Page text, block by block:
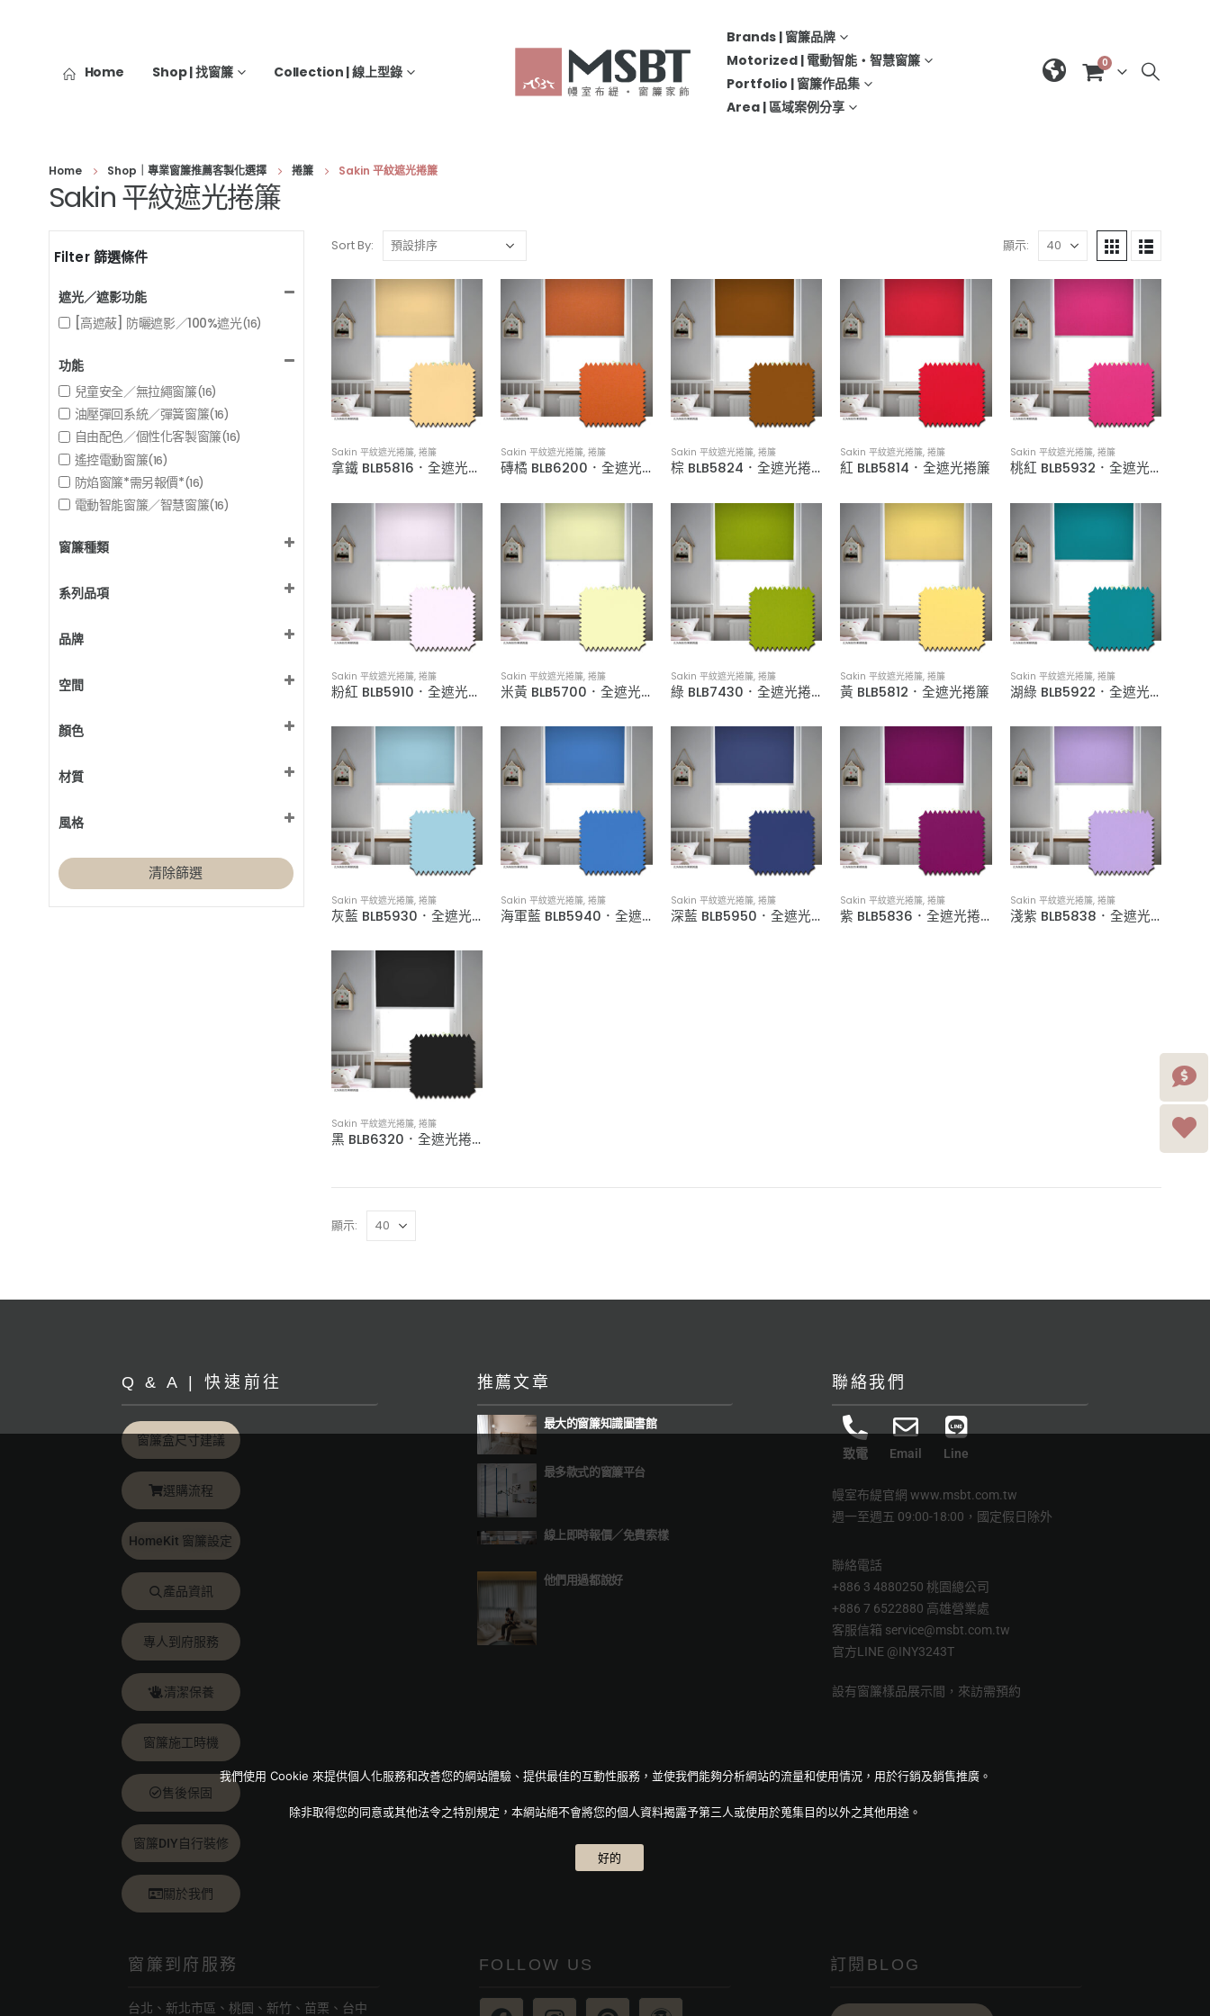
Home Shop | 找窗簾 Collection | 線上型錄
Brands | 窗簾品牌
Motorized | 電動智能‧智慧窗簾
Portfolio | 窗簾作品集
Area | 區域案例分享
0
Home Shop｜專業窗簾推薦客製化選擇 捲簾 Sakin 平紋遮光捲簾
Sakin 平紋遮光捲簾
Sort By: 顯示:
Sakin 平紋遮光捲簾, 捲簾
拿鐵 BLB5816．全遮光捲簾
Sakin 平紋遮光捲簾,捲簾
磚橘 BLB6200．全遮光捲簾
Sakin 平紋遮光捲簾, 捲簾
棕 BLB5824．全遮光捲簾
Sakin 平紋遮光捲簾,捲簾
紅 BLB5814．全遮光捲簾
Sakin 平紋遮光捲簾, 捲簾
桃紅 BLB5932．全遮光捲簾
Sakin 平紋遮光捲簾, 捲簾
粉紅 BLB5910．全遮光捲簾
Sakin 平紋遮光捲簾,捲簾
米黃 BLB5700．全遮光捲簾
Sakin 平紋遮光捲簾, 捲簾
綠 BLB7430．全遮光捲簾
Sakin 平紋遮光捲簾,捲簾
黃 BLB5812．全遮光捲簾
Sakin 平紋遮光捲簾, 捲簾
湖綠 BLB5922．全遮光捲簾
Sakin 平紋遮光捲簾, 捲簾
灰藍 BLB5930．全遮光捲簾
Sakin 平紋遮光捲簾,捲簾
海軍藍 BLB5940．全遮光捲簾
Sakin 平紋遮光捲簾, 捲簾
深藍 BLB5950．全遮光捲簾
Sakin 平紋遮光捲簾,捲簾
紫 BLB5836．全遮光捲簾
Sakin 平紋遮光捲簾, 捲簾
淺紫 BLB5838．全遮光捲簾
Sakin 平紋遮光捲簾, 捲簾
黑 BLB6320．全遮光捲簾
顯示:
Filter 篩選條件
遮光／遮影功能
[高遮蔽] 防曬遮影／100%遮光(16)
功能
兒童安全／無拉繩窗簾(16)
油壓彈回系統／彈簧窗簾(16)
自由配色／個性化客製窗簾(16)
遙控電動窗簾(16)
防焰窗簾*需另報價*(16)
電動智能窗簾／智慧窗簾(16)
窗簾種類
系列品項
品牌
空間
和室 / 臥榻
廚房
書房 / 辦公室
視聽室 / 家庭劇院(16)
顏色
橘色設計
紅色設計
藍色設計(4)
材質
風格
日式無印風
清除篩選
Q & A | 快速前往
窗簾盒尺寸建議
選購流程
HomeKit 窗簾設定
產品資訊
專人到府服務
清潔保養
窗簾施工時機
售後保固
窗簾DIY自行裝修
關於我們
推薦文章
最大的窗簾知識圖書館
最多款式的窗簾平台
線上即時報價／免費索樣
他們用過都說好
聯絡我們
致電 Email Line
幔室布緹官網www.msbt.com.tw
週一至週五 09:00-18:00，國定假日除外
聯絡電話
+886 3 4880250 桃園總公司
+886 7 6522880 高雄營業處
客服信箱 service@msbt.com.tw
官方LINE @INY3243T
設有窗簾樣品展示間，來訪需預約
窗簾到府服務
台北、新北市區、桃園、新竹、苗栗、台中
FOLLOW US 訂閱BLOG
我們使用 Cookie 來提供個人化服務和改善您的網站體驗、提供最佳的互動性服務，並使我們能夠分析網站的流量和使用情況，用於行銷及銷售推廣。
除非取得您的同意或其他法令之特別規定，本網站絕不會將您的個人資料揭露予第三人或使用於蒐集目的以外之其他用途。
好的